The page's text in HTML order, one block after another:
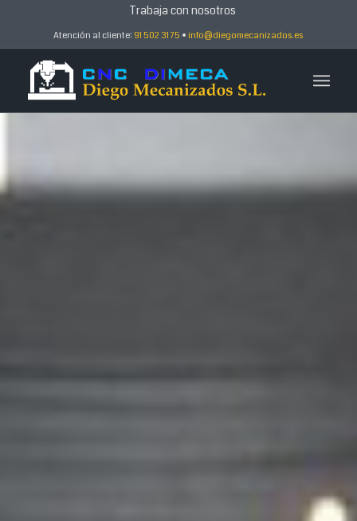
Trabaja con nosotros
Atención al cliente: 91 502 31 75 • info@diegomecanizados.es